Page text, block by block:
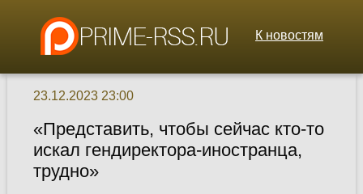
К новостям
23.12.2023 23:00
«Представить, чтобы сейчас кто-то
искал гендиректора-иностранца,
трудно»